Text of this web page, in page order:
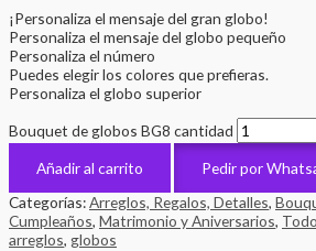
¡Personaliza el mensaje del gran globo!
Personaliza el mensaje del globo pequeño
Personaliza el número
Puedes elegir los colores que prefieras.
Personaliza el globo superior
Bouquet de globos BG8 cantidad
Añadir al carrito
Pedir por
Categorías:Arreglos, Regalos, Detalles,
Cumpleaños, Matrimonio y Aniversarios,
arreglos, globos